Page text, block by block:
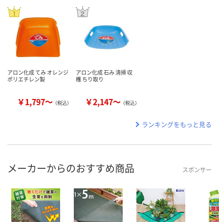
アロン化成 てみ オレンジ
ポリエチレン製
￥1,797～ （税込）
アロン化成 石み 清掃 収
穫 ちり取り
￥2,147～ （税込）
ランキングをもっと見る
メーカーからのおすすめ商品 スポンサー